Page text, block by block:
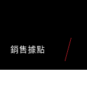
銷售據點